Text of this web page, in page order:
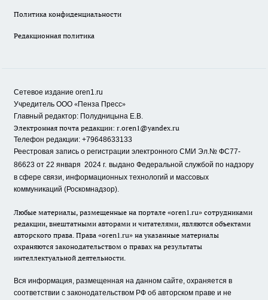
Политика конфиденциальности
Редакционная политика
Сетевое издание oren1.ru
Учредитель ООО «Пенза Пресс»
Главный редактор: Полудницына Е.В.
Электронная почта редакции: r.oren1@yandex.ru
Телефон редакции: +79648633133
Реестровая запись о регистрации электронного СМИ Эл.№ ФС77-
86623 от 22 января 2024 г. выдано Федеральной службой по надзору
в сфере связи, информационных технологий и массовых
коммуникаций (Роскомнадзор).
Любые материалы, размещенные на портале «oren1.ru» сотрудниками
редакции, внештатными авторами и читателями, являются объектами
авторского права. Права «oren1.ru» на указанные материалы
охраняются законодательством о правах на результаты
интеллектуальной деятельности.
Вся информация, размещенная на данном сайте, охраняется в
соответствии с законодательством РФ об авторском праве и не